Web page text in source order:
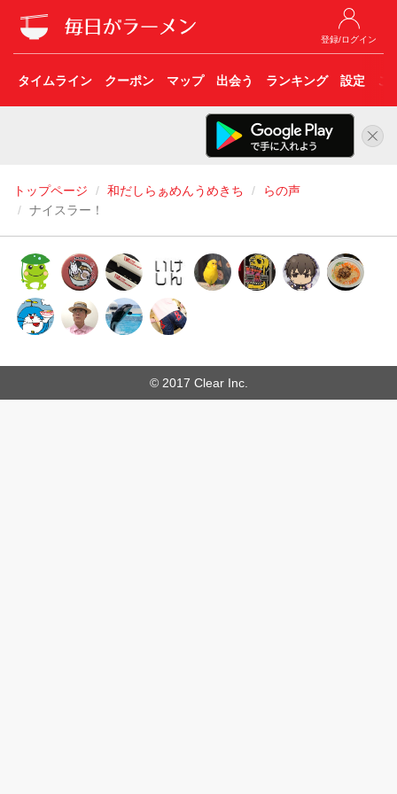
登録/ログイン
タイムライン クーポン マップ 出会う ランキング 設定 こ
トップページ 和だしらぁめんうめきち
らの声
ナイスラー！
© 2017 Clear Inc.